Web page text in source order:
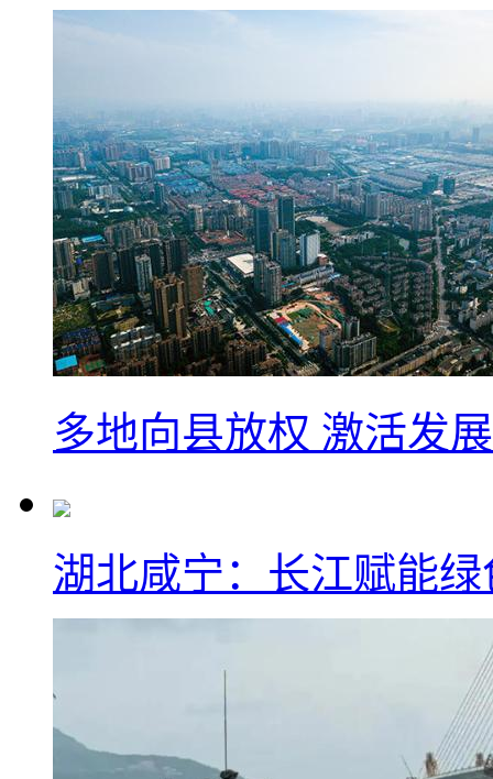
多地向县放权 激活发
湖北咸宁：长江赋能